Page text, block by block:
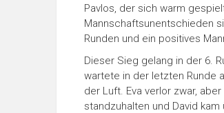
Pavlos, der sich warm
Mannschaftsunentschieden
Runden und ein positives
Dieser Sieg gelang in der 6.
wartete in der letzten Runde
der Luft. Eva verlor zwar,
standzuhalten und David